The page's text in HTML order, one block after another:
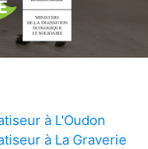
à L'Oudon
à La Graverie